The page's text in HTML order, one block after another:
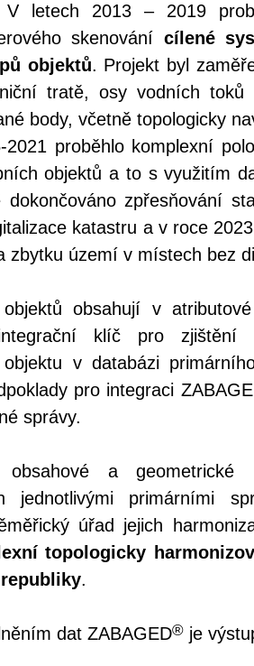
V letech 2013 – 2019
skenování cílené
objektů. Projekt byl
tratě, osy vodních
body, včetně topologicky
2021 proběhlo komplexní
objektů a to s využitím
dokončováno zpřesňování
katastru a v roce
zbytku území v místech bez
obsahují v
klíč pro zjištění
objektu v databázi
pro integraci
správy.
a geometrické
jednotlivými primárními
úřad jejich
topologicky
.
dat ZABAGED® je